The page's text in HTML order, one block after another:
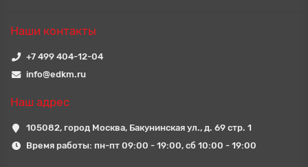
Наши контакты
+7 499 404-12-04
info@edkm.ru
Наш адрес
105082, город Москва, Бакунинская ул., д. 69 стр. 1
Время работы: пн-пт 09:00 - 19:00, сб 10:00 - 19:00